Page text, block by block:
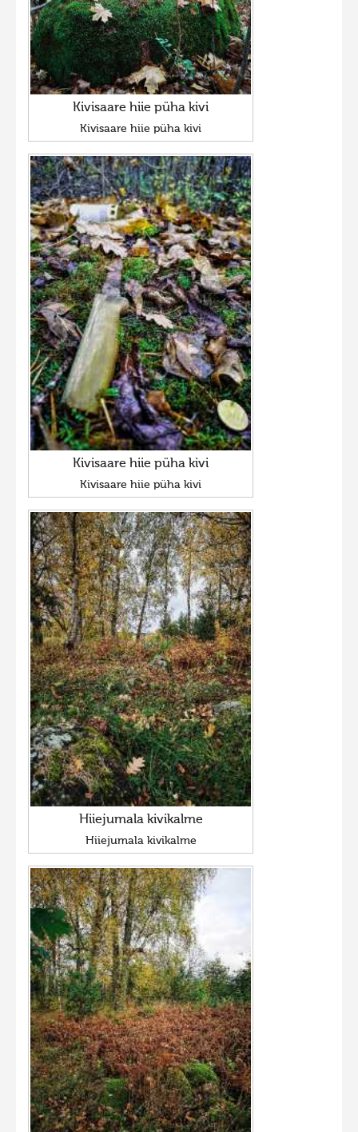
Kivisaare hiie püha kivi
Kivisaare hiie püha kivi
Kivisaare hiie püha kivi
Kivisaare hiie püha kivi
Hiiejumala kivikalme
Hiiejumala kivikalme